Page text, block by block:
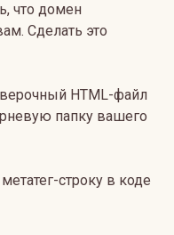
что домен
Сделать это
HTML-файл
папку вашего
строку в коде